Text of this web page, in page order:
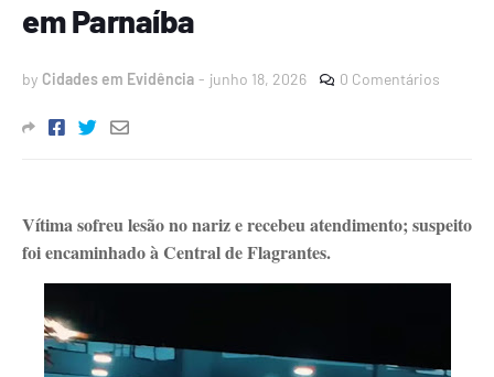
em Parnaíba
by Cidades em Evidência - junho 18, 2026 0 Comentários
Vítima sofreu lesão no nariz e recebeu atendimento; suspeito
foi encaminhado à Central de Flagrantes.